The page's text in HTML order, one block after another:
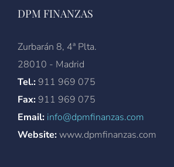
DPM FINANZAS
Zurbarán 8, 4ª Plta.
28010 - Madrid
Tel.: 911 969 075
Fax: 911 969 075
Email: info@dpmfinanzas.com
Website:www.dpmfinanzas.com